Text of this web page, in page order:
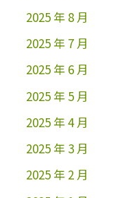
2025 年 8 月
2025 年 7 月
2025 年 6 月
2025 年 5 月
2025 年 4 月
2025 年 3 月
2025 年 2 月